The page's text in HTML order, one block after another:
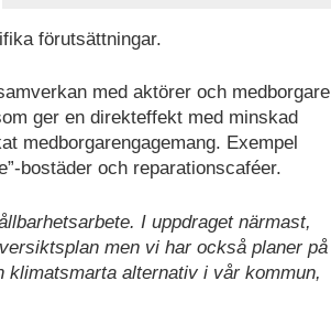
förutsättningar.
med aktörer och medborgare
ger en direkteffekt med minskad
medborgarengagemang. Exempel
bostäder och reparationscaféer.
I uppdraget närmast,
men vi har också planer på
alternativ i vår kommun,